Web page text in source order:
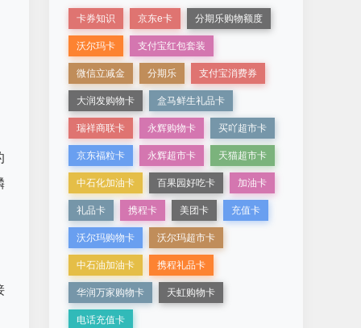
卡券知识 京东e卡 分期乐购物额度
沃尔玛卡 支付宝红包套装
微信立减金 分期乐 支付宝消费券
大润发购物卡 盒马鲜生礼品卡
瑞祥商联卡 永辉购物卡 买吖超市卡
京东福粒卡 永辉超市卡 天猫超市卡
中石化加油卡 百果园好吃卡 加油卡
礼品卡 携程卡 美团卡 充值卡
沃尔玛购物卡 沃尔玛超市卡
中石油加油卡 携程礼品卡
华润万家购物卡 天虹购物卡
电话充值卡